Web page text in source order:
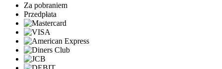
Za pobraniem
Przedpłata